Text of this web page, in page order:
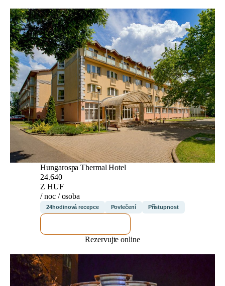
Hungarospa Thermal Hotel
24.640
Z HUF
/ noc / osoba
24hodinová recepce Povlečení Přístupnost
Rezervujte online